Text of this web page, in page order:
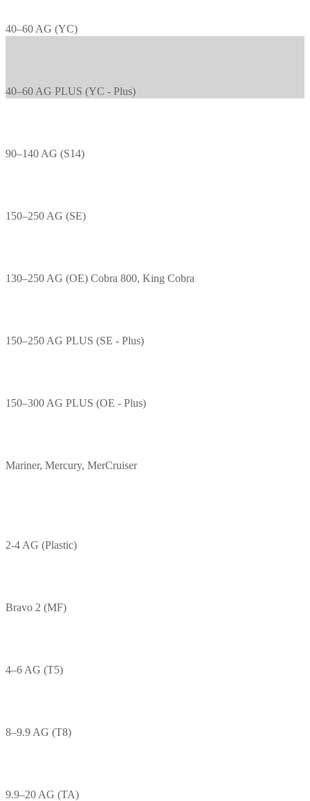
40–60 AG (YC)
40–60 AG PLUS (YC - Plus)
90–140 AG (S14)
150–250 AG (SE)
130–250 AG (OE) Cobra 800, King Cobra
150–250 AG PLUS (SE - Plus)
150–300 AG PLUS (OE - Plus)
Mariner, Mercury, MerCruiser
2-4 AG (Plastic)
Bravo 2 (MF)
4–6 AG (T5)
8–9.9 AG (T8)
9.9–20 AG (TA)